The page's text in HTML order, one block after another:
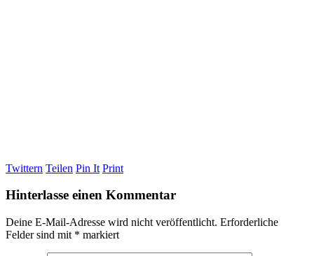
Twittern Teilen Pin It Print
Hinterlasse einen Kommentar
Deine E-Mail-Adresse wird nicht veröffentlicht. Erforderliche
Felder sind mit * markiert